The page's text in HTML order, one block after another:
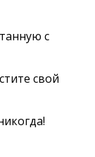
с
свой